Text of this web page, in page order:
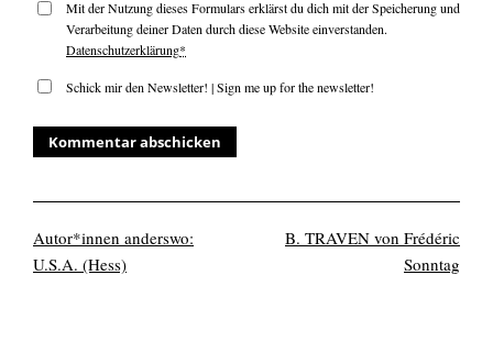
Mit der Nutzung dieses Formulars erklärst du dich mit der Speicherung und
Verarbeitung deiner Daten durch diese Website einverstanden.
Datenschutzerklärung*
Schick mir den Newsletter! | Sign me up for the newsletter!
Autor*innen anderswo:
U.S.A. (Hess)
B. TRAVEN von Frédéric
Sonntag